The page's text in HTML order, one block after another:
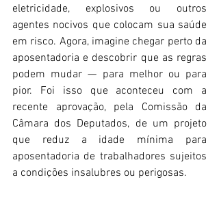
eletricidade, explosivos ou outros
agentes nocivos que colocam sua saúde
em risco. Agora, imagine chegar perto da
aposentadoria e descobrir que as regras
podem mudar — para melhor ou para
pior. Foi isso que aconteceu com a
recente aprovação, pela Comissão da
Câmara dos Deputados, de um projeto
que reduz a idade mínima para
aposentadoria de trabalhadores sujeitos
a condições insalubres ou perigosas.